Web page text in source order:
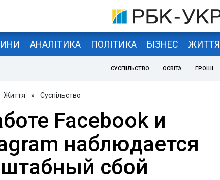
АНАЛІТИКА ПОЛІТИКА БІЗНЕС ЖИТТЯ
СУСПІЛЬСТВО ОСВІТА ГРОШІ
Життя » Суспільство
Facebook и
наблюдается
сбой